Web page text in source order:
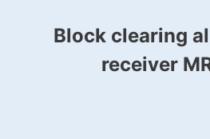
Block clearing
receiver